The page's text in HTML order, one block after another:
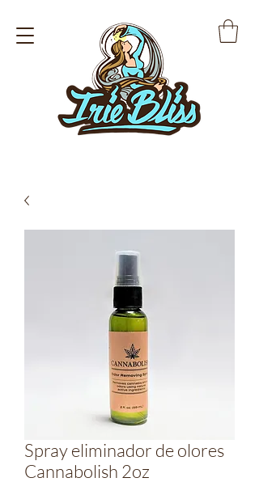
Spray eliminador de olores
Cannabolish 2oz